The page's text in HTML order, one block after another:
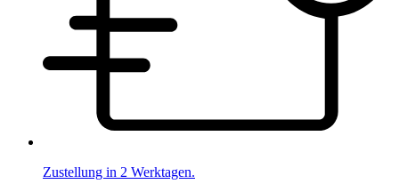
Zustellung in 2 Werktagen.